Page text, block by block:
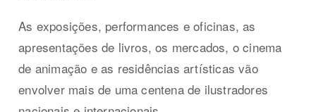
As exposições, performances e oficinas, as
apresentações de livros, os mercados, o cinema
de animação e as residências artísticas vão
envolver mais de uma centena de ilustradores